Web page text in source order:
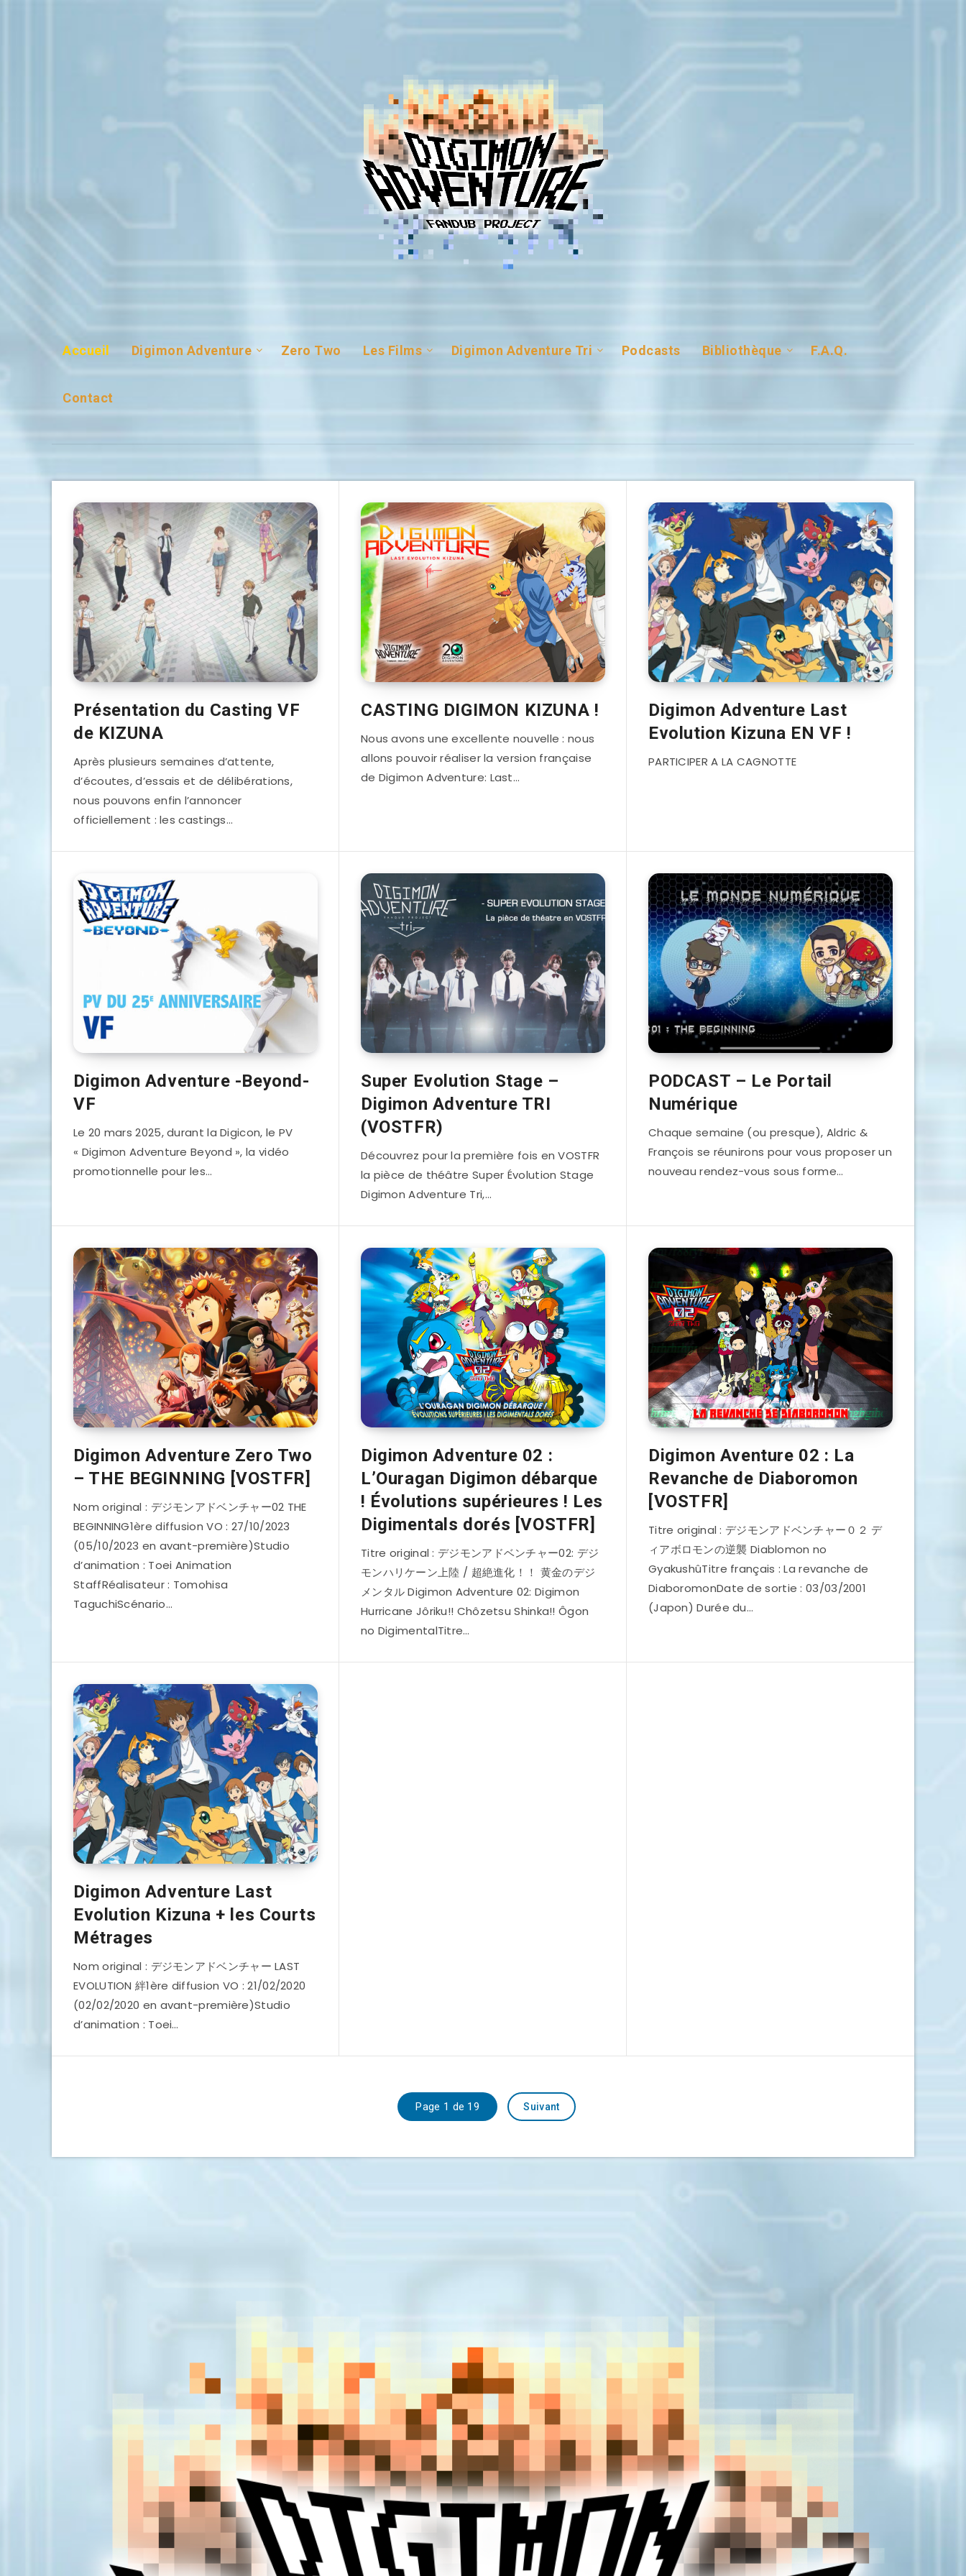
Accueil Digimon Adventure Zero Two Les Films Digimon Adventure Tri Podcasts Bibliothèque F.A.Q.
Contact
Présentation du Casting VF
de KIZUNA
Après plusieurs semaines d’attente,
d’écoutes, d’essais et de délibérations,
nous pouvons enfin l’annoncer
officiellement : les castings…
CASTING DIGIMON KIZUNA !
Nous avons une excellente nouvelle : nous
allons pouvoir réaliser la version française
de Digimon Adventure: Last…
Digimon Adventure Last
Evolution Kizuna EN VF !
PARTICIPER A LA CAGNOTTE
Digimon Adventure -Beyond-
VF
Le 20 mars 2025, durant la Digicon, le PV
« Digimon Adventure Beyond », la vidéo
promotionnelle pour les…
Super Evolution Stage –
Digimon Adventure TRI
(VOSTFR)
Découvrez pour la première fois en VOSTFR
la pièce de théâtre Super Évolution Stage
Digimon Adventure Tri,…
PODCAST – Le Portail
Numérique
Chaque semaine (ou presque), Aldric &
François se réunirons pour vous proposer un
nouveau rendez-vous sous forme…
Digimon Adventure Zero Two
– THE BEGINNING [VOSTFR]
Nom original : デジモンアドベンチャー02 THE
BEGINNING1ère diffusion VO : 27/10/2023
(05/10/2023 en avant-première)Studio
d’animation : Toei Animation
StaffRéalisateur : Tomohisa
TaguchiScénario…
Digimon Adventure 02 :
L’Ouragan Digimon débarque
! Évolutions supérieures ! Les
Digimentals dorés [VOSTFR]
Titre original : デジモンアドベンチャー02: デジ
モンハリケーン上陸 / 超絶進化！！ 黄金のデジ
メンタル Digimon Adventure 02: Digimon
Hurricane Jôriku!! Chôzetsu Shinka!! Ôgon
no DigimentalTitre…
Digimon Aventure 02 : La
Revanche de Diaboromon
[VOSTFR]
Titre original : デジモンアドベンチャー０２ デ
ィアボロモンの逆襲 Diablomon no
GyakushûTitre français : La revanche de
DiaboromonDate de sortie : 03/03/2001
(Japon) Durée du…
Digimon Adventure Last
Evolution Kizuna + les Courts
Métrages
Nom original : デジモンアドベンチャー LAST
EVOLUTION 絆1ère diffusion VO : 21/02/2020
(02/02/2020 en avant-première)Studio
d’animation : Toei…
Page 1 de 19 Suivant